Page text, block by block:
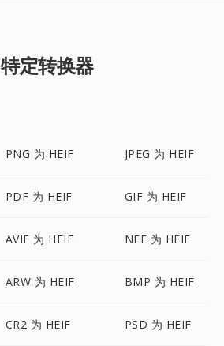
特定转换器
PNG 为 HEIF JPEG 为 HEIF
PDF 为 HEIF GIF 为 HEIF
AVIF 为 HEIF NEF 为 HEIF
ARW 为 HEIF BMP 为 HEIF
CR2 为 HEIF PSD 为 HEIF